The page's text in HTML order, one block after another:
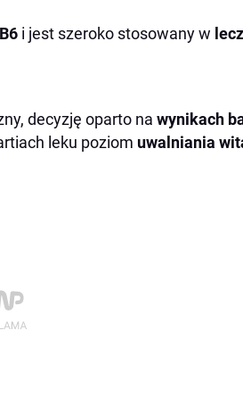
i jest szeroko stosowany w
decyzję oparto na wynikach
leku poziom uwalniania